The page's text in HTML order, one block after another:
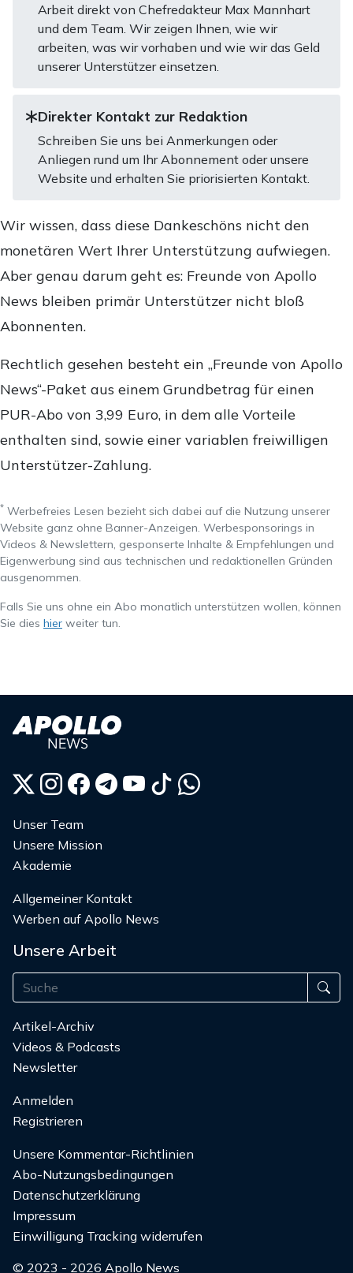
Arbeit direkt von Chefredakteur Max Mannhart
und dem Team. Wir zeigen Ihnen, wie wir
arbeiten, was wir vorhaben und wie wir das Geld
unserer Unterstützer einsetzen.
Direkter Kontakt zur Redaktion
Schreiben Sie uns bei Anmerkungen oder
Anliegen rund um Ihr Abonnement oder unsere
Website und erhalten Sie priorisierten Kontakt.
Wir wissen, dass diese Dankeschöns nicht den
monetären Wert Ihrer Unterstützung aufwiegen.
Aber genau darum geht es: Freunde von Apollo
News bleiben primär Unterstützer nicht bloß
Abonnenten.
Rechtlich gesehen besteht ein „Freunde von Apollo
News“-Paket aus einem Grundbetrag für einen
PUR-Abo von 3,99 Euro, in dem alle Vorteile
enthalten sind, sowie einer variablen freiwilligen
Unterstützer-Zahlung.
* Werbefreies Lesen bezieht sich dabei auf die Nutzung unserer
Website ganz ohne Banner-Anzeigen. Werbesponsorings in
Videos & Newslettern, gesponserte Inhalte & Empfehlungen und
Eigenwerbung sind aus technischen und redaktionellen Gründen
ausgenommen.
Falls Sie uns ohne ein Abo monatlich unterstützen wollen, können
Sie dies hier weiter tun.
Unser Team
Unsere Mission
Akademie
Allgemeiner Kontakt
Werben auf Apollo News
Unsere Arbeit
Artikel-Archiv
Videos & Podcasts
Newsletter
Anmelden
Registrieren
Unsere Kommentar-Richtlinien
Abo-Nutzungsbedingungen
Datenschutzerklärung
Impressum
Einwilligung Tracking widerrufen
© 2023 - 2026 Apollo News